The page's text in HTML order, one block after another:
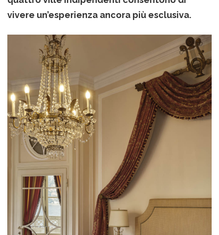
vivere un’esperienza ancora più esclusiva.